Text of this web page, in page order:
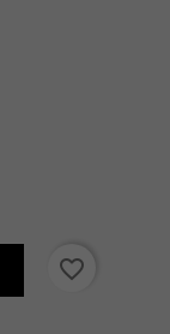
favorite_border